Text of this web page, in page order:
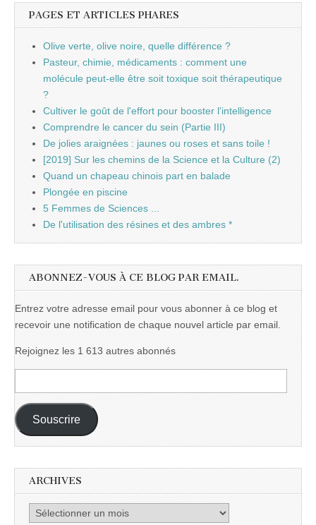
PAGES ET ARTICLES PHARES
Olive verte, olive noire, quelle différence ?
Pasteur, chimie, médicaments : comment une
molécule peut-elle être soit toxique soit thérapeutique
?
Cultiver le goût de l'effort pour booster l'intelligence
Comprendre le cancer du sein (Partie III)
De jolies araignées : jaunes ou roses et sans toile !
[2019] Sur les chemins de la Science et la Culture (2)
Quand un chapeau chinois part en balade
Plongée en piscine
5 Femmes de Sciences ...
De l'utilisation des résines et des ambres *
ABONNEZ-VOUS À CE BLOG PAR EMAIL.
Entrez votre adresse email pour vous abonner à ce blog et
recevoir une notification de chaque nouvel article par email.
Rejoignez les 1 613 autres abonnés
e-
mail :
Souscrire
ARCHIVES
Archives